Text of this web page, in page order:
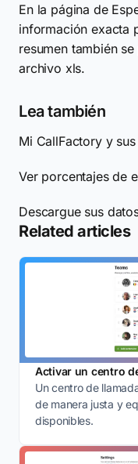
En la página de
información exacta
resumen también
archivo xls.
Lea también
Mi CallFactory y
Ver porcentajes de
Descargue sus
Related articles
Activar un centro
Un centro de
de manera justa y
disponibles.